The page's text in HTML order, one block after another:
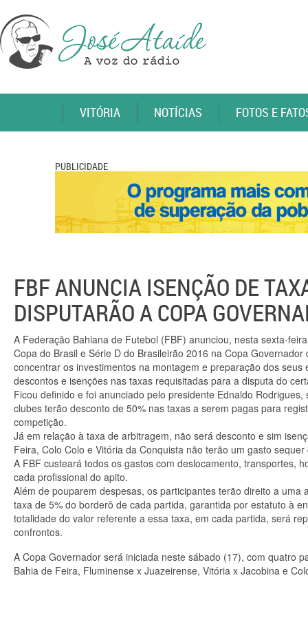
VITÓRIA NOTÍCIAS FOTOS E
PUBLICIDADE
FBF ANUNCIA ISENÇÃO DE
DISPUTARÃO A COPA
A Federação Bahiana de Futebol (FBF) anunciou, nesta sexta-
Copa do Brasil e Série D do Brasileirão 2016 na Copa
concentrar os investimentos na montagem e preparação dos
descontos e isenções nas taxas requisitadas para a disputa do
Ficou definido e foi anunciado pelo presidente Ednaldo
clubes terão desconto de 50% nas taxas a serem pagas para
competição.
Já em relação à taxa de arbitragem, não será desconto e sim
Feira, Colo Colo e Vitória da Conquista não terão um gasto
A FBF custeará todos os gastos com deslocamento, transportes,
cada profissional do apito.
Além de pouparem despesas, os participantes terão direito a
taxa de 5% do borderô de cada partida, garantida por estatuto à
totalidade do valor referente a essa taxa, em cada partida, será
confrontos.
A Copa Governador será iniciada neste sábado (17), com quatro
Bahia de Feira, Fluminense x Juazeirense, Vitória x Jacobina e